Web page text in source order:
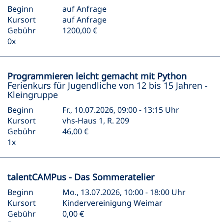
Beginn
auf Anfrage
Kursort
auf Anfrage
Gebühr
1200,00 €
0x
Programmieren leicht gemacht mit Python
Ferienkurs für Jugendliche von 12 bis 15 Jahren -
Kleingruppe
Beginn
Fr., 10.07.2026, 09:00 - 13:15 Uhr
Kursort
vhs-Haus 1, R. 209
Gebühr
46,00 €
1x
talentCAMPus - Das Sommeratelier
Beginn
Mo., 13.07.2026, 10:00 - 18:00 Uhr
Kursort
Kindervereinigung Weimar
Gebühr
0,00 €